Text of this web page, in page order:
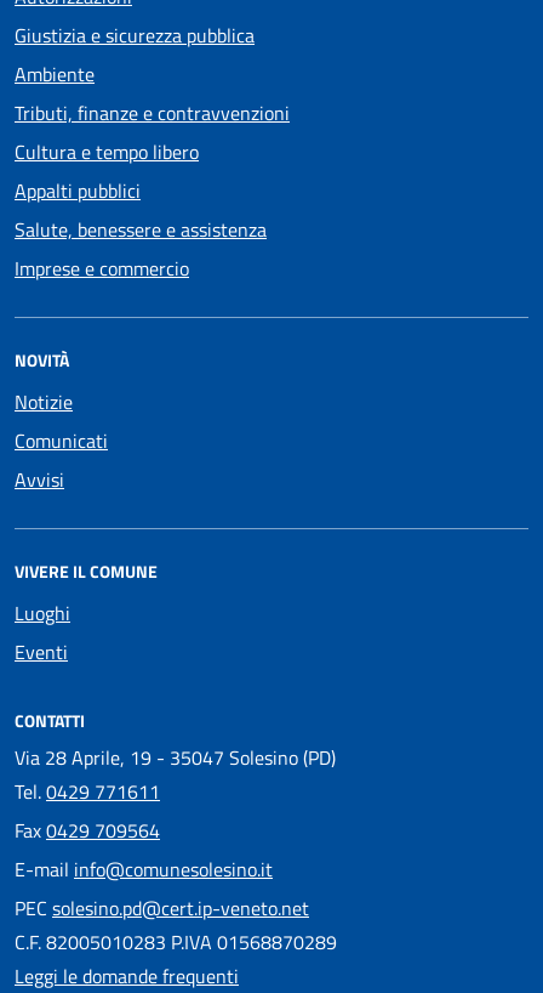
Giustizia e sicurezza pubblica
Ambiente
Tributi, finanze e contravvenzioni
Cultura e tempo libero
Appalti pubblici
Salute, benessere e assistenza
Imprese e commercio
NOVITÀ
Notizie
Comunicati
Avvisi
VIVERE IL COMUNE
Luoghi
Eventi
CONTATTI
Via 28 Aprile, 19 - 35047 Solesino (PD)
Tel.0429 771611
Fax0429 709564
E-mail info@comunesolesino.it
PEC solesino.pd@cert.ip-veneto.net
C.F. 82005010283 P.IVA 01568870289
Leggi le domande frequenti